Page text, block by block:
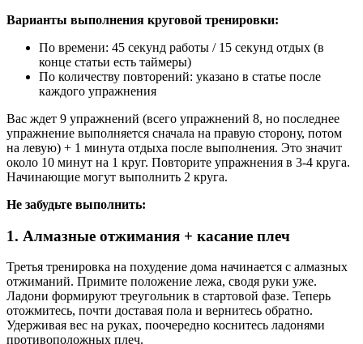
Варианты выполнения круговой тренировки:
По времени: 45 секунд работы / 15 секунд отдых (в
конце статьи есть таймеры)
По количеству повторений: указано в статье после
каждого упражнения
Вас ждет 9 упражнений (всего упражнений 8, но последнее
упражнение выполняется сначала на правую сторону, потом
на левую) + 1 минута отдыха после выполнения. Это значит
около 10 минут на 1 круг. Повторите упражнения в 3-4 круга.
Начинающие могут выполнить 2 круга.
Не забудьте выполнить:
1. Алмазные отжимания + касание плеч
Третья тренировка на похудение дома начинается с алмазных
отжиманий. Примите положение лежа, сводя руки уже.
Ладони формируют треугольник в стартовой фазе. Теперь
отожмитесь, почти доставая пола и вернитесь обратно.
Удерживая вес на руках, поочередно коснитесь ладонями
противоположных плеч.